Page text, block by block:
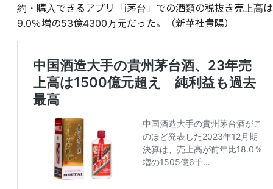
約・購入できるアプリ「i茅台」での酒類の税抜き売上高は
9.0％増の53億4300万元だった。（新華社貴陽）